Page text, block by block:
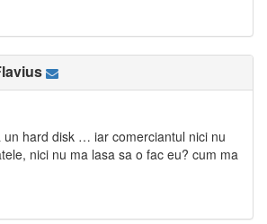
un hard disk … iar comerciantul nici nu
nici nu ma lasa sa o fac eu? cum ma